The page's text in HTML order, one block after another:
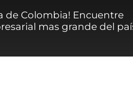
de Colombia! Encuentre
mas grande del